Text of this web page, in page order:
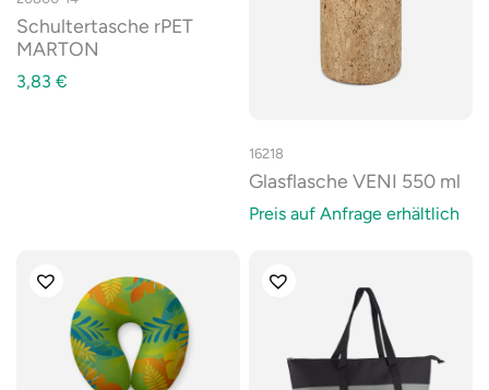
Schultertasche rPET
MARTON
3,83 €
16218
Glasflasche VENI 550 ml
Preis auf Anfrage erhältlich